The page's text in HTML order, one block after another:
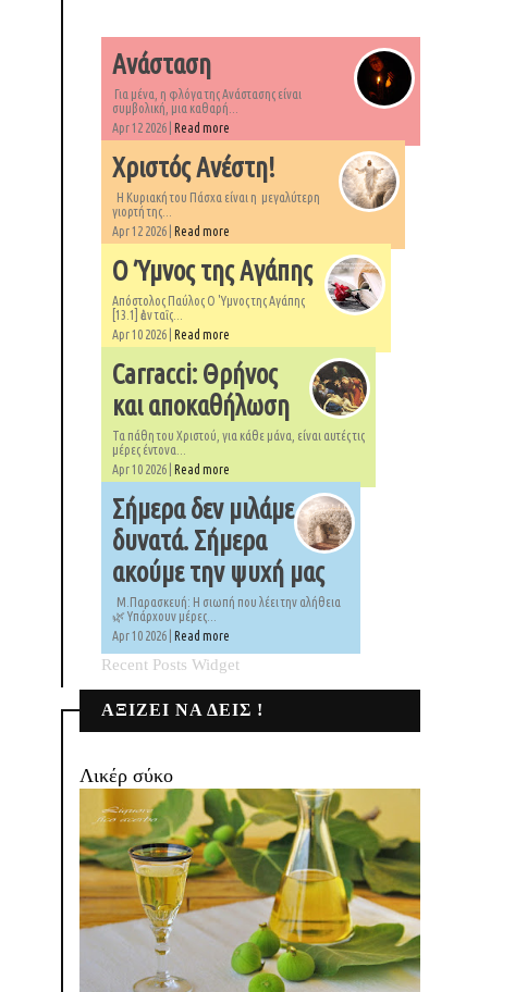
Ανάσταση
Για μένα, η φλόγα της Ανάστασης είναι
συμβολική, μια καθαρή...
Apr 12 2026 | Read more
Χριστός Ανέστη!
Η Κυριακή του Πάσχα είναι η μεγαλύτερη
γιορτή της...
Apr 12 2026 | Read more
Ο Ύμνος της Αγάπης
Απόστολος Παύλος Ο 'Υμνος της Αγάπης
[13.1] ἐὰν ταῖς...
Apr 10 2026 | Read more
Carracci: Θρήνος
και αποκαθήλωση
Τα πάθη του Χριστού, για κάθε μάνα, είναι αυτές τις
μέρες έντονα...
Apr 10 2026 | Read more
Σήμερα δεν μιλάμε
δυνατά. Σήμερα
ακούμε την ψυχή μας
Μ.Παρασκευή: Η σιωπή που λέει την αλήθεια
🌿 Υπάρχουν μέρες...
Apr 10 2026 | Read more
Recent Posts Widget
ΑΞΙΖΕΙ ΝΑ ΔΕΙΣ !
Λικέρ σύκο